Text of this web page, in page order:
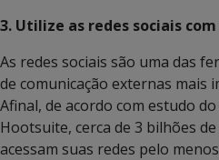
3. Utilize as redes sociais
As redes sociais são uma das
de comunicação externas mais
Afinal, de acordo com estudo do
Hootsuite, cerca de 3 bilhões
acessam suas redes pelo